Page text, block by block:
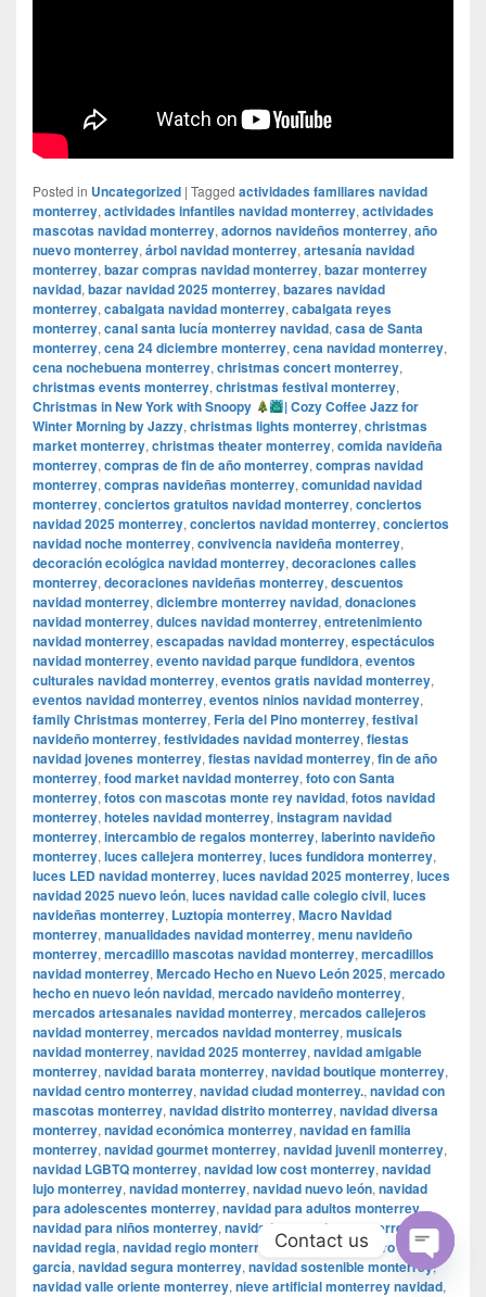
Posted in Uncategorized | Tagged actividades familiares navidad
monterrey, actividades infantiles navidad monterrey, actividades
mascotas navidad monterrey, adornos navideños monterrey, año
nuevo monterrey, árbol navidad monterrey, artesanía navidad
monterrey, bazar compras navidad monterrey, bazar monterrey
navidad, bazar navidad 2025 monterrey, bazares navidad
monterrey, cabalgata navidad monterrey, cabalgata reyes
monterrey, canal santa lucía monterrey navidad, casa de Santa
monterrey, cena 24 diciembre monterrey, cena navidad monterrey,
cena nochebuena monterrey, christmas concert monterrey,
christmas events monterrey, christmas festival monterrey,
Christmas in New York with Snoopy
| Cozy Coffee Jazz for
Winter Morning by Jazzy, christmas lights monterrey, christmas
market monterrey, christmas theater monterrey, comida navideña
monterrey, compras de fin de año monterrey, compras navidad
monterrey, compras navideñas monterrey, comunidad navidad
monterrey, conciertos gratuitos navidad monterrey, conciertos
navidad 2025 monterrey, conciertos navidad monterrey, conciertos
navidad noche monterrey, convivencia navideña monterrey,
decoración ecológica navidad monterrey, decoraciones calles
monterrey, decoraciones navideñas monterrey, descuentos
navidad monterrey, diciembre monterrey navidad, donaciones
navidad monterrey, dulces navidad monterrey, entretenimiento
navidad monterrey, escapadas navidad monterrey, espectáculos
navidad monterrey, evento navidad parque fundidora, eventos
culturales navidad monterrey, eventos gratis navidad monterrey,
eventos navidad monterrey, eventos ninios navidad monterrey,
family Christmas monterrey, Feria del Pino monterrey, festival
navideño monterrey, festividades navidad monterrey, fiestas
navidad jovenes monterrey, fiestas navidad monterrey, fin de año
monterrey, food market navidad monterrey, foto con Santa
monterrey, fotos con mascotas monte rey navidad, fotos navidad
monterrey, hoteles navidad monterrey, instagram navidad
monterrey, intercambio de regalos monterrey, laberinto navideño
monterrey, luces callejera monterrey, luces fundidora monterrey,
luces LED navidad monterrey, luces navidad 2025 monterrey, luces
navidad 2025 nuevo león, luces navidad calle colegio civil, luces
navideñas monterrey, Luztopía monterrey, Macro Navidad
monterrey, manualidades navidad monterrey, menu navideño
monterrey, mercadillo mascotas navidad monterrey, mercadillos
navidad monterrey, Mercado Hecho en Nuevo León 2025, mercado
hecho en nuevo león navidad, mercado navideño monterrey,
mercados artesanales navidad monterrey, mercados callejeros
navidad monterrey, mercados navidad monterrey, musicals
navidad monterrey, navidad 2025 monterrey, navidad amigable
monterrey, navidad barata monterrey, navidad boutique monterrey,
navidad centro monterrey, navidad ciudad monterrey., navidad con
mascotas monterrey, navidad distrito monterrey, navidad diversa
monterrey, navidad económica monterrey, navidad en familia
monterrey, navidad gourmet monterrey, navidad juvenil monterrey,
navidad LGBTQ monterrey, navidad low cost monterrey, navidad
lujo monterrey, navidad monterrey, navidad nuevo león, navidad
para adolescentes monterrey, navidad para adultos monterrey,
navidad para niños monterrey, navidad para todos monterrey,
navidad regia, navidad regio monterrey ,navidad san pedro garza
garcía, navidad segura monterrey, navidad sostenible monterrey,
navidad valle oriente monterrey, nieve artificial monterrey navidad,
Contact us
Open